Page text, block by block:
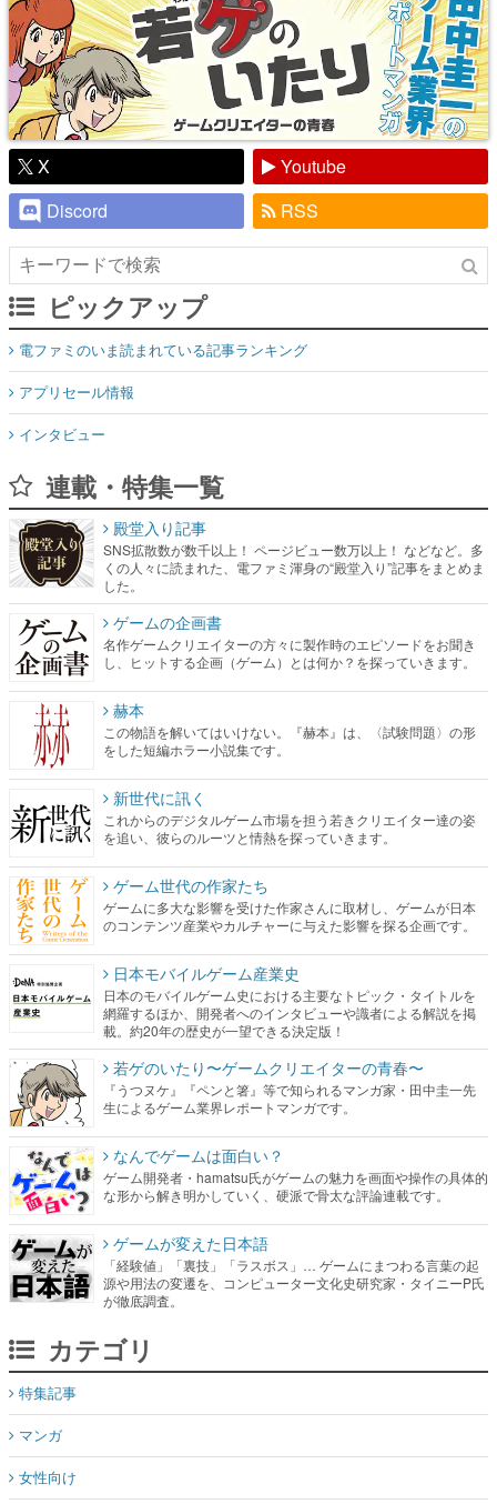
X
Youtube
Discord
RSS
ピックアップ
電ファミのいま読まれている記事ランキング
アプリセール情報
インタビュー
連載・特集一覧
殿堂入り記事
SNS拡散数が数千以上！ ページビュー数万以上！ などなど。多
くの人々に読まれた、電ファミ渾身の“殿堂入り”記事をまとめま
した。
ゲームの企画書
名作ゲームクリエイターの方々に製作時のエピソードをお聞き
し、ヒットする企画（ゲーム）とは何か？を探っていきます。
赫本
この物語を解いてはいけない。『赫本』は、〈試験問題〉の形
をした短編ホラー小説集です。
新世代に訊く
これからのデジタルゲーム市場を担う若きクリエイター達の姿
を追い、彼らのルーツと情熱を探っていきます。
ゲーム世代の作家たち
ゲームに多大な影響を受けた作家さんに取材し、ゲームが日本
のコンテンツ産業やカルチャーに与えた影響を探る企画です。
日本モバイルゲーム産業史
日本のモバイルゲーム史における主要なトピック・タイトルを
網羅するほか、開発者へのインタビューや識者による解説を掲
載。約20年の歴史が一望できる決定版！
若ゲのいたり〜ゲームクリエイターの青春〜
『うつヌケ』『ペンと箸』等で知られるマンガ家・田中圭一先
生によるゲーム業界レポートマンガです。
なんでゲームは面白い？
ゲーム開発者・hamatsu氏がゲームの魅力を画面や操作の具体的
な形から解き明かしていく、硬派で骨太な評論連載です。
ゲームが変えた日本語
「経験値」「裏技」「ラスボス」… ゲームにまつわる言葉の起
源や用法の変遷を、コンピューター文化史研究家・タイニーP氏
が徹底調査。
カテゴリ
特集記事
マンガ
女性向け